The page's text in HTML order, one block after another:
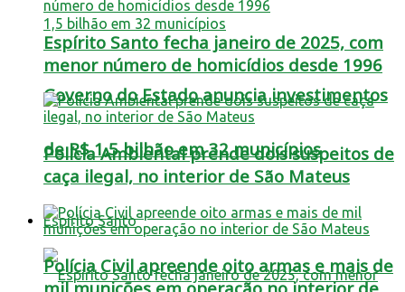
Governo do Estado anuncia investimentos
de R$ 1,5 bilhão em 32 municípios
Espírito Santo
Espírito Santo fecha janeiro de 2025, com
menor número de homicídios desde 1996
Polícia Ambiental prende dois suspeitos de
caça ilegal, no interior de São Mateus
Polícia Civil apreende oito armas e mais de